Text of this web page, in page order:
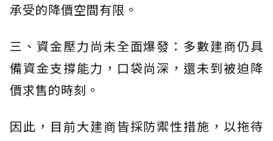
承受的降價空間有限。
三、資金壓力尚未全面爆發：多數建商仍具
備資金支撐能力，口袋尚深，還未到被迫降
價求售的時刻。
因此，目前大建商皆採防禦性措施，以拖待